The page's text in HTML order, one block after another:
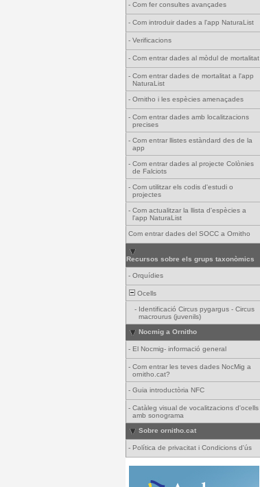
- Com fer consultes avançades
- Com introduir dades a l'app NaturaList
- Verificacions
- Com entrar dades al mòdul de mortalitat
- Com entrar dades de mortalitat a l'app
NaturaList
- Ornitho i les espècies amenaçades
- Com entrar dades amb localitzacions
precises
- Com entrar llistes estàndard des de la
app
- Com entrar dades al projecte Colònies
de Falciots
- Com utilitzar els codis d'estudi o
projectes
- Com actualitzar la llista d'espècies a
l'app NaturaList
Com entrar dades del SOCC a Ornitho
Recursos sobre els grups taxonòmics
- Orquídies
Ocells
- Identificació Circus pygargus - Circus
macrourus (juvenils)
Nocmig a Ornitho
- El Nocmig- informació general
- Com entrar les teves dades NocMig a
ornitho.cat?
- Guia introductòria NFC
- Catàleg visual de vocalitzacions d'ocells
amb sonograma
Sobre ornitho.cat
- Política de privacitat i Condicions d'ús